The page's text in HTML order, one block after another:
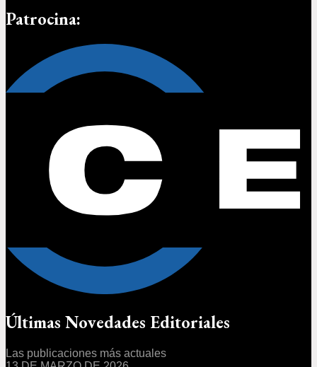
Patrocina:
Últimas Novedades Editoriales
Las publicaciones más actuales